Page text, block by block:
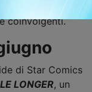
coinvolgenti.
di Star Comics
LONGER, un